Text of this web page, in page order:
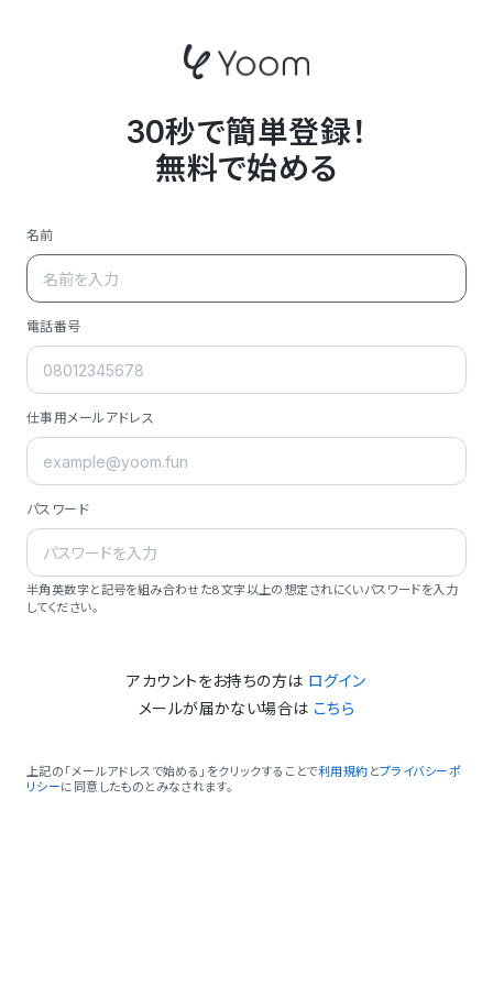
30秒で簡単登録！
無料で始める
名前
電話番号
仕事用メールアドレス
パスワード
半角英数字と記号を組み合わせた8文字以上の想定されにくいパスワードを入力
してください。
アカウントをお持ちの方は ログイン
メールが届かない場合は こちら
上記の「メールアドレスで始める」をクリックすることで利用規約 とプライバシーポ
リシーに同意したものとみなされます。